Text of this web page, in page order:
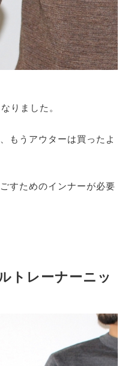
りました。
もうアウターは買ったよ
すためのインナーが必要
トレーナーニッ